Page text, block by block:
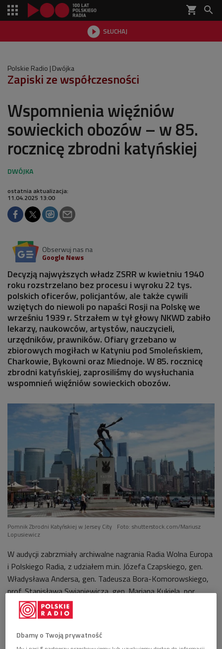
shopping_cart 
 SŁUCHAJ

Polskie Radio Dwójka
Zapiski ze współczesności
Wspomnienia więźniów
sowieckich obozów – w 85.
rocznicę zbrodni katyńskiej
ostatnia aktualizacja:
11.04.2025 13:00
Obserwuj nas na
Google News
Decyzją najwyższych władz ZSRR w kwietniu 1940
roku rozstrzelano bez procesu i wyroku 22 tys.
polskich oficerów, policjantów, ale także cywili
wziętych do niewoli po napaści Rosji na Polskę we
wrześniu 1939 r. Strzałem w tył głowy NKWD zabiło
lekarzy, naukowców, artystów, nauczycieli,
urzędników, prawników. Ofiary grzebano w
zbiorowych mogiłach w Katyniu pod Smoleńskiem,
Charkowie, Bykowni oraz Miednoje. W 85. rocznicę
zbrodni katyńskiej, zaprosiliśmy do wysłuchania
wspomnień więźniów sowieckich obozów.
Pomnik Zbrodni Katyńskiej w Jersey City Foto: shutterstock.com/Mariusz
Lopusiewicz
W audycji zabrzmiały archiwalne nagrania Radia Wolna Europa
i Polskiego Radia, z udziałem m.in. Józefa Czapskiego, gen.
Władysława Andersa, gen. Tadeusza Bora-Komorowskiego,
prof. Stanisława Swianiewicza, gen. Mariana Kukiela, por.
Władysława Cichego, a także pisarzy Włodzimierza
Odojewskiego i Marka Nowakowskiego.
Dbamy o Twoją prywatność